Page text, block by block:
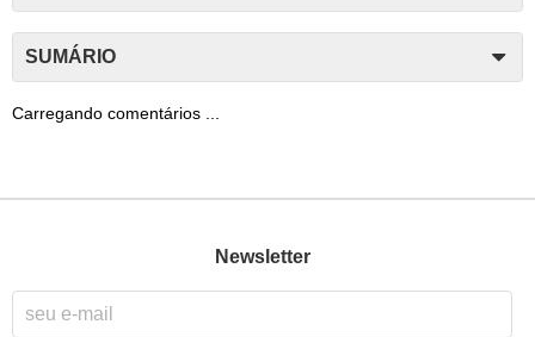
SUMÁRIO
Carregando comentários ...
Newsletter